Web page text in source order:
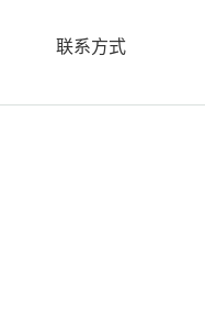
联系方式